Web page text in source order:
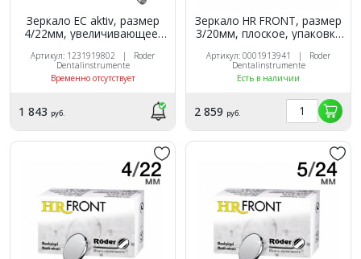
Зеркало EC aktiv, размер
4/22мм, увеличивающее,
(Германия)
Артикул: 1231919802 | Roder
Dentalinstrumente
Временно отсутствует
1 843 руб.
Зеркало HR FRONT, размер
3/20мм, плоское, упаковка
Артикул: 0001913941 | Roder
Dentalinstrumente
Есть в наличии
2 859 руб.